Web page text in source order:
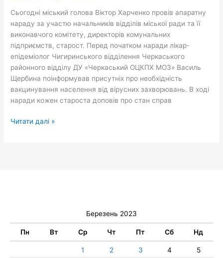
Сьогодні міський голова Віктор Харченко провів апаратну
нараду за участю начальників відділів міської ради та її
виконавчого комітету, директорів комунальних
підприємств, старост. Перед початком наради лікар-
епідеміолог Чигиринського відділення Черкаського
районного відділу ДУ «Черкаський ОЦКПХ МОЗ» Василь
Щербина поінформував присутніх про необхідність
вакцинування населення від вірусних захворювань. В ході
наради кожен староста доповів про стан справ
Читати далі »
Березень 2023
Пн Вт Ср Чт Пт Сб Нд
1 2 3 4
5